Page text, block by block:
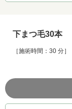
下まつ毛30本
［施術時間：30 分］